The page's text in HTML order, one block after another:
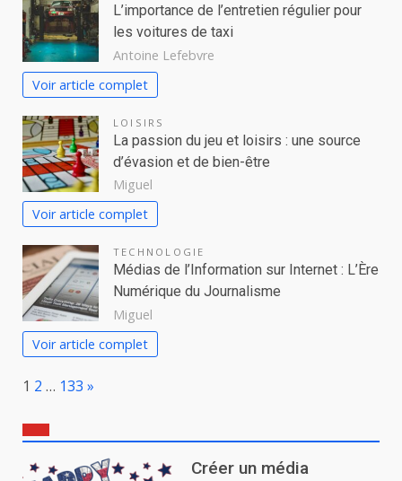
L’importance de l’entretien régulier pour
les voitures de taxi
Antoine Lefebvre
Voir article complet
LOISIRS
La passion du jeu et loisirs : une source
d’évasion et de bien-être
Miguel
Voir article complet
TECHNOLOGIE
Médias de l’Information sur Internet : L’Ère
Numérique du Journalisme
Miguel
Voir article complet
Page:
1 2 … 133 Next
»
Créer un média